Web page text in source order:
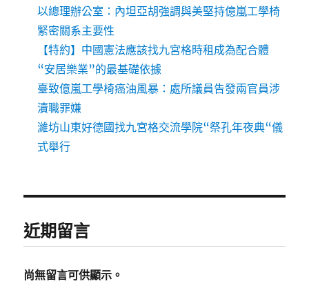
以總理辦公室：內坦亞胡強調與美堅持億嵐工學椅
緊密關系主要性
【特約】中國憲法應該找九宮格時租成為配合體
“安居樂業”的最基礎依據
臺致億嵐工學椅癌油風暴：處所議員告發兩官員涉
瀆職罪嫌
濰坊山東好德國找九宮格交流學院“祭孔年夜典“儀
式舉行
近期留言
尚無留言可供顯示。